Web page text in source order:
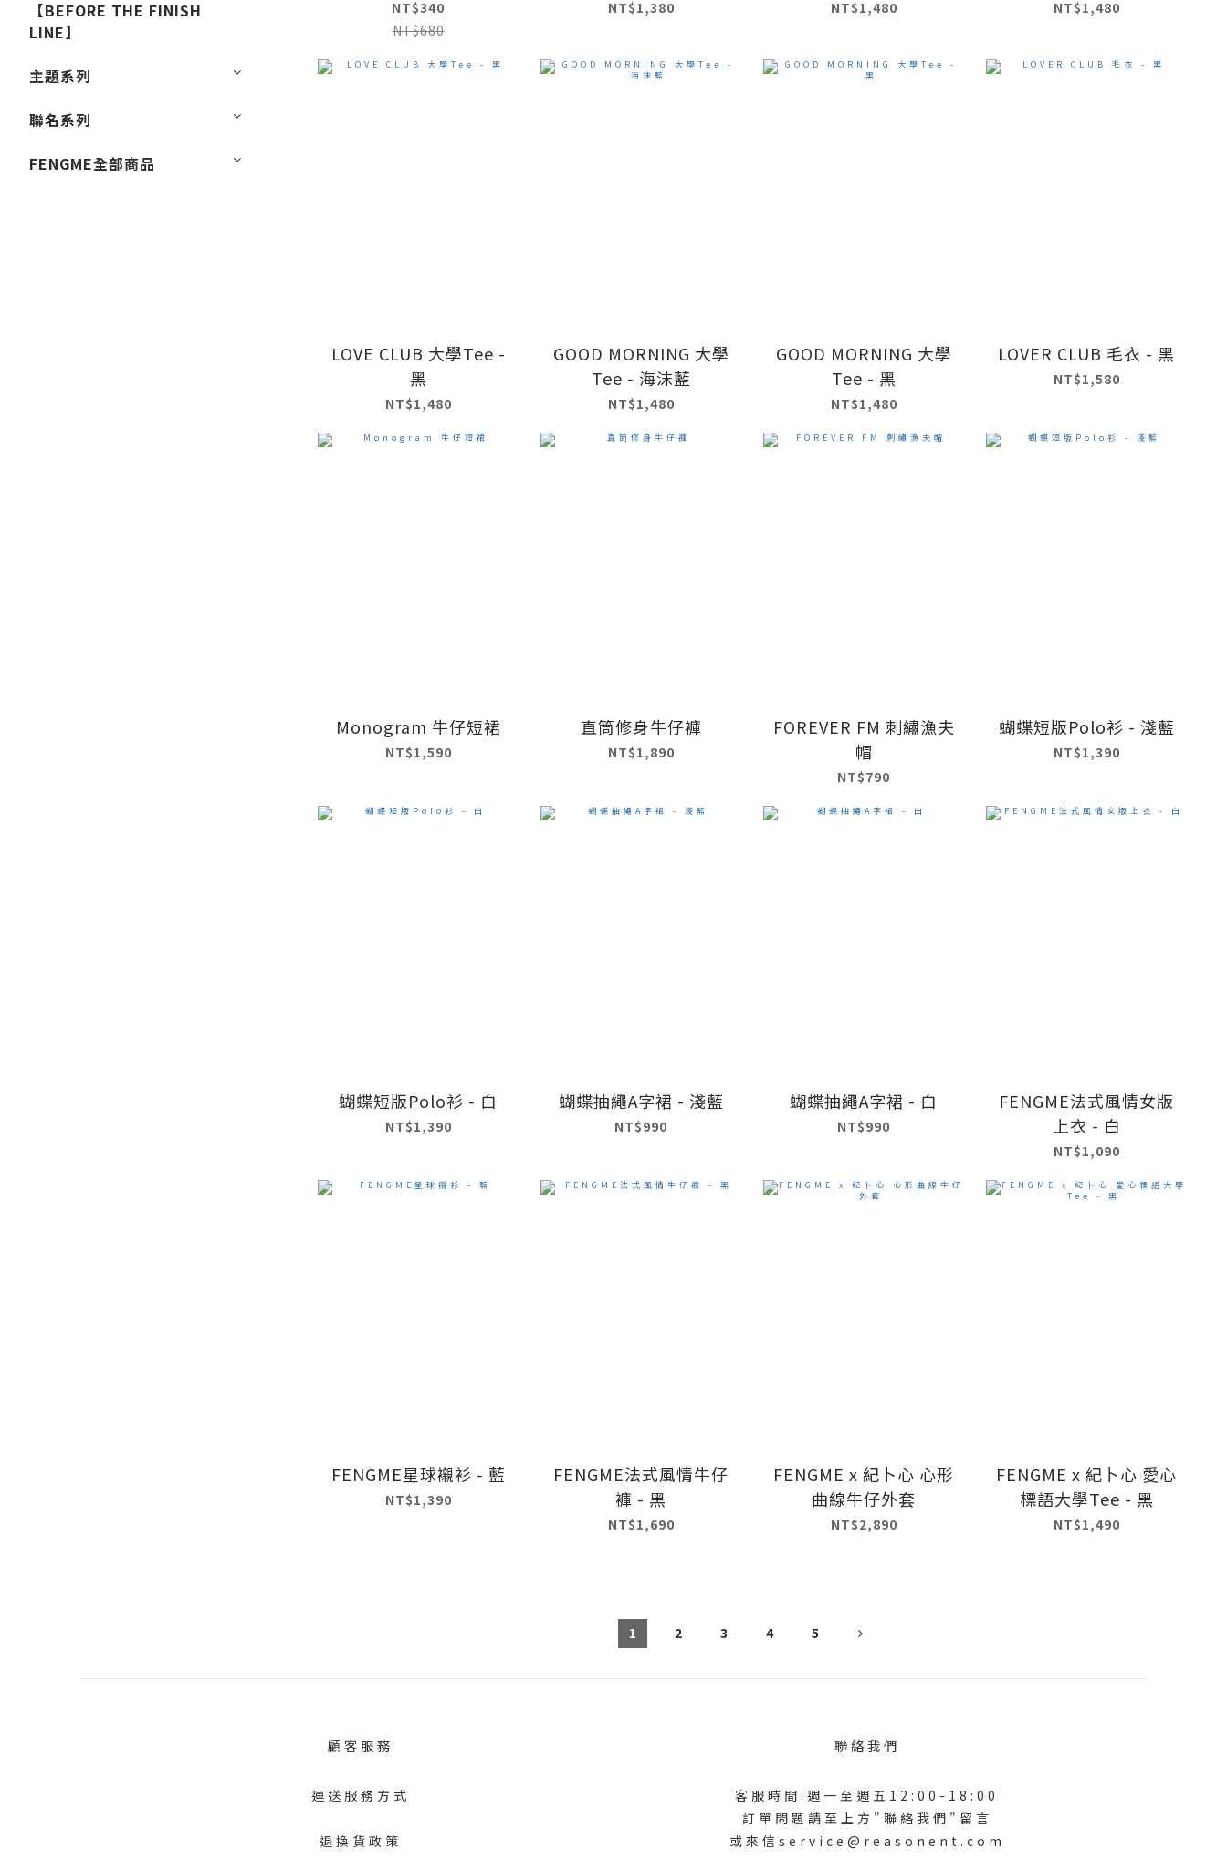
【BEFORE THE FINISH
LINE】
主題系列
聯名系列
FENGME全部商品
NT$340
NT$680
NT$1,380 NT$1,480 NT$1,480
LOVE CLUB 大學Tee -
黑
NT$1,480
GOOD MORNING 大學
Tee - 海沫藍
NT$1,480
GOOD MORNING 大學
Tee - 黑
NT$1,480
LOVER CLUB 毛衣 - 黑
NT$1,580
Monogram 牛仔短裙
NT$1,590
直筒修身牛仔褲
NT$1,890
FOREVER FM 刺繡漁夫
帽
NT$790
蝴蝶短版Polo衫 - 淺藍
NT$1,390
蝴蝶短版Polo衫 - 白
NT$1,390
蝴蝶抽繩A字裙 - 淺藍
NT$990
蝴蝶抽繩A字裙 - 白
NT$990
FENGME法式風情女版
上衣 - 白
NT$1,090
FENGME星球襯衫 - 藍
NT$1,390
FENGME法式風情牛仔
褲 - 黑
NT$1,690
FENGME x 紀卜心 心形
曲線牛仔外套
NT$2,890
FENGME x 紀卜心 愛心
標語大學Tee - 黑
NT$1,490
1 2 3 4 5
顧客服務
運送服務方式
退換貨政策
聯絡我們
客服時間:週一至週五12:00-18:00
訂單問題請至上方"聯絡我們"留言
或來信service@reasonent.com